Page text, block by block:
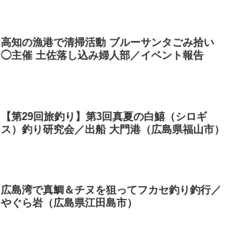
高知の漁港で清掃活動 ブルーサンタごみ拾い
◯主催 土佐落し込み婦人部／イベント報告
【第29回旅釣り】第3回真夏の白鱚（シロギ
ス）釣り研究会／出船 大門港（広島県福山市）
広島湾で真鯛＆チヌを狙ってフカセ釣り釣行／
やぐら岩（広島県江田島市）